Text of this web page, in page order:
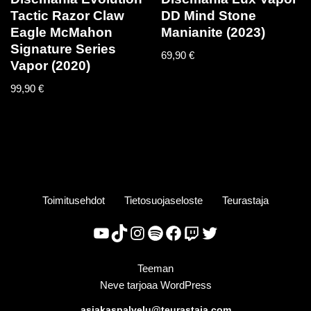
Tactic Razor Claw
Eagle McMahon
Signature Series
Vapor (2020)
99,90 €
DD Mind Stone
Manianite (2023)
69,90€
Toimitusehdot Tietosuojaseloste Teurastaja
Teeman
Nevetarjoaa WordPress